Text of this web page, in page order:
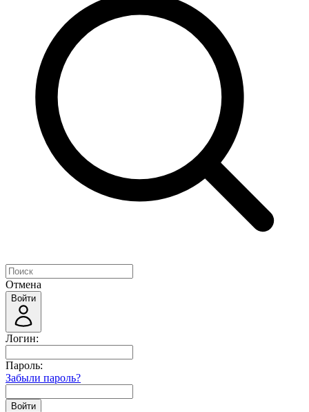
Отмена
Войти
Логин:
Пароль:
Забыли пароль?
Войти